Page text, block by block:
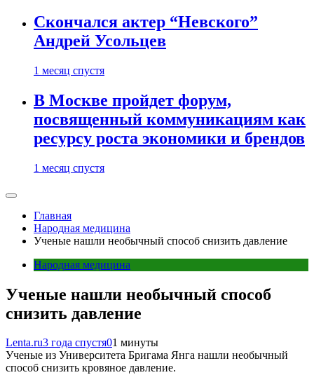
Скончался актер “Невского”
Андрей Усольцев
1 месяц спустя
В Москве пройдет форум,
посвященный коммуникациям как
ресурсу роста экономики и брендов
1 месяц спустя
Главная
Народная медицина
Ученые нашли необычный способ снизить давление
Народная медицина
Ученые нашли необычный способ
снизить давление
Lenta.ru3 года спустя01 минуты
Ученые из Университета Бригама Янга нашли необычный
способ снизить кровяное давление.